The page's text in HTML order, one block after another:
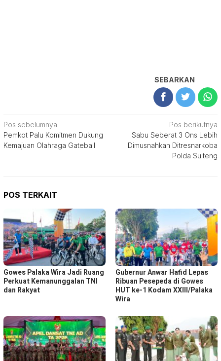
SEBARKAN
Navigasi
pos
Pos sebelumnya
Pemkot Palu Komitmen Dukung
Kemajuan Olahraga Gateball
Pos berikutnya
Sabu Seberat 3 Ons Lebih
Dimusnahkan Ditresnarkoba
Polda Sulteng
POS TERKAIT
Gowes Palaka Wira Jadi Ruang
Perkuat Kemanunggalan TNI
dan Rakyat
Gubernur Anwar Hafid Lepas
Ribuan Pesepeda di Gowes
HUT ke-1 Kodam XXIII/Palaka
Wira